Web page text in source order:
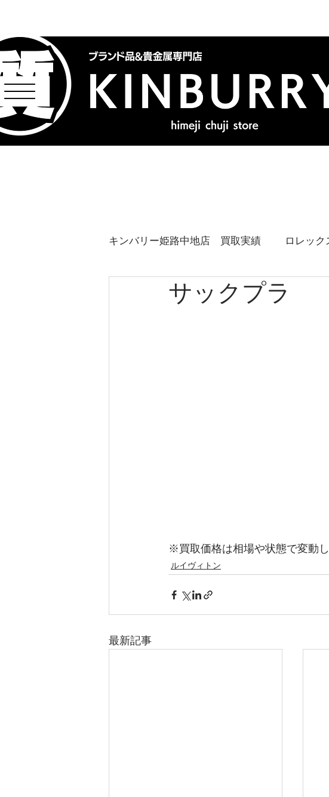
キンバリー姫路中地店 買取実績 ロレック
エルメス カルティエ ブルガリ
サックプラ
※買取価格は相場や状態で変動
ルイヴィトン
最新記事